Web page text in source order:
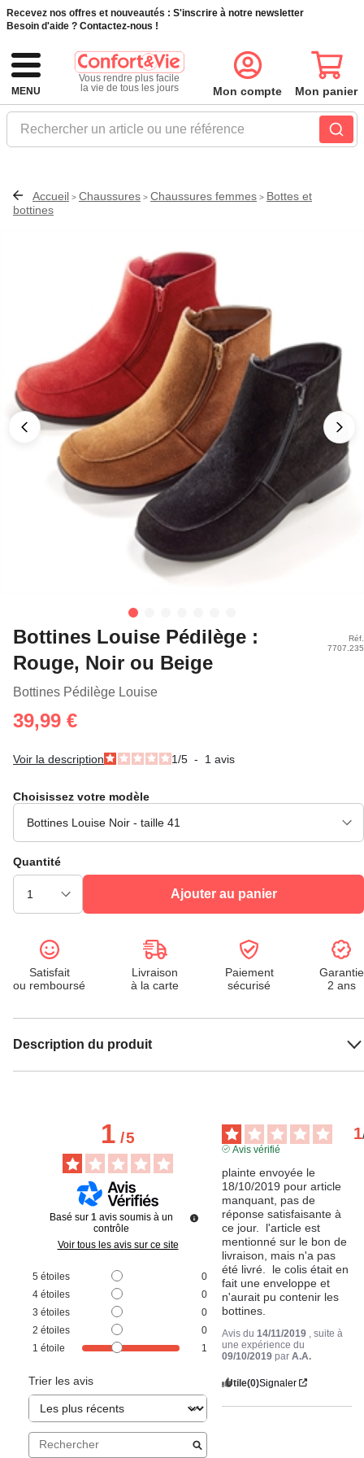
Recevez nos offres et nouveautés : S'inscrire à notre newsletter
Besoin d'aide ? Contactez-nous !
MENU
Vous rendre plus facile
la vie de tous les jours
Rechercher un article ou une référence
Mon compte Mon panier
Accueil > Chaussures > Chaussures femmes > Bottes et
bottines
Bottines Louise Pédilège :
Rouge, Noir ou Beige
Bottines Pédilège Louise
Réf.
7707.235
39,99 €
Voir la description 1/5 - 1 avis
Choisissez votre modèle
Quantité
Ajouter au panier
Satisfait
ou remboursé
Livraison
à la carte
Paiement
sécurisé
Garantie
2 ans
Description du produit
1/5
Basé sur 1 avis soumis à un
contrôle
Voir tous les avis sur ce site
5 étoiles
0
4 étoiles
0
3 étoiles
0
2 étoiles
0
1 étoile 1
Trier les avis
1
Avis vérifié
plainte envoyée le
18/10/2019 pour article
manquant, pas de
réponse satisfaisante à
ce jour.  l'article est
mentionné sur le bon de
livraison, mais n'a pas
été livré.  le colis était en
fait une enveloppe et
n'aurait pu contenir les
bottines.
Avis du 14/11/2019
, suite à
une expérience du
09/10/2019 parA.A.
Utile(0)Signaler